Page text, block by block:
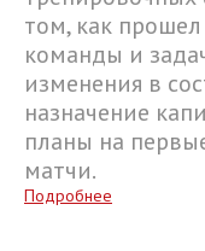
том, как прошел
команды и
изменения в
назначение
планы на
матчи.
Подробнее